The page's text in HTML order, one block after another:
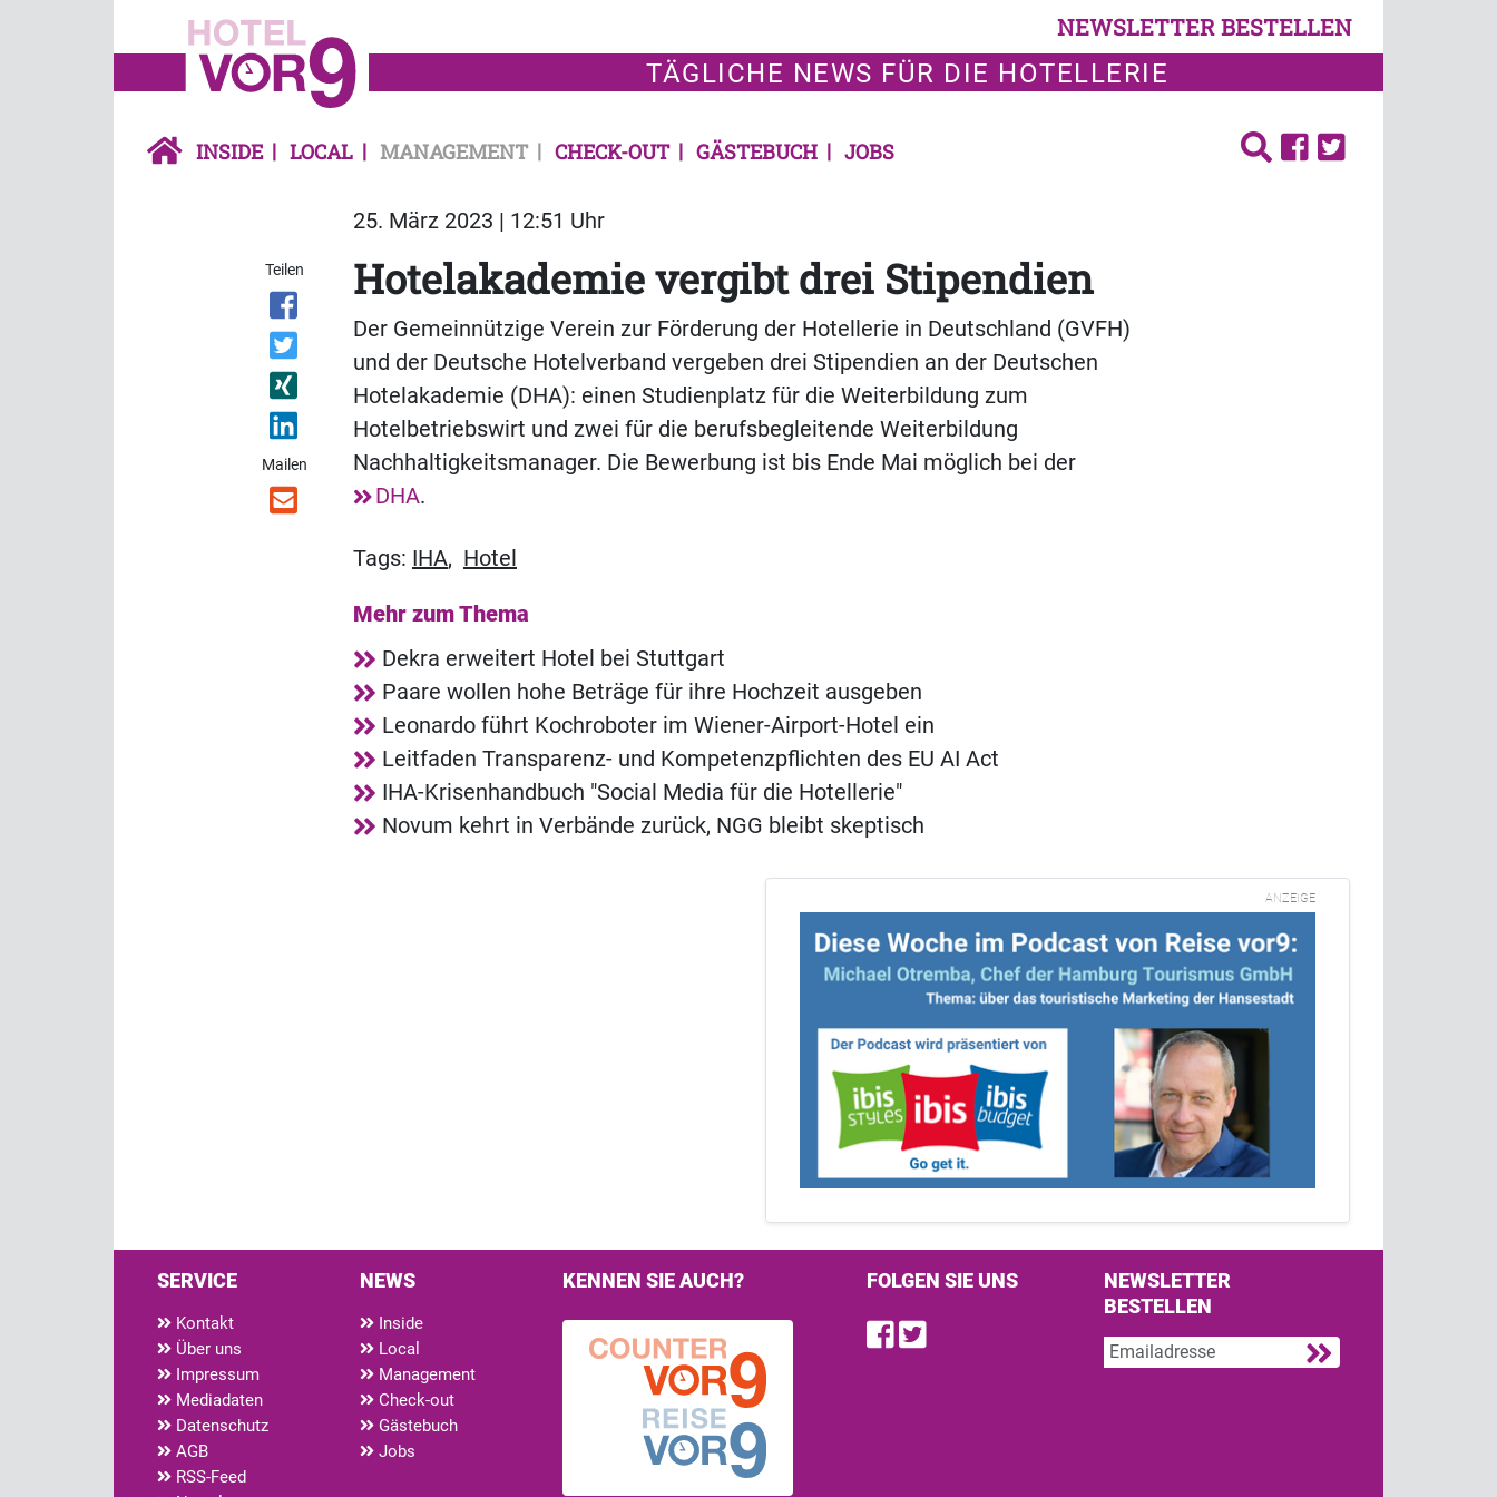
NEWSLETTER BESTELLEN
TÄGLICHE NEWS FÜR DIE HOTELLERIE
INSIDE LOCAL MANAGEMENT CHECK-OUT GÄSTEBUCH JOBS
25. März 2023 | 12:51 Uhr
Teilen
Mailen
Hotelakademie vergibt drei Stipendien
Der Gemeinnützige Verein zur Förderung der Hotellerie in Deutschland (GVFH)
und der Deutsche Hotelverband vergeben drei Stipendien an der Deutschen
Hotelakademie (DHA): einen Studienplatz für die Weiterbildung zum
Hotelbetriebswirt und zwei für die berufsbegleitende Weiterbildung
Nachhaltigkeitsmanager. Die Bewerbung ist bis Ende Mai möglich bei der
DHA.
Tags: IHA, Hotel
Mehr zum Thema
Dekra erweitert Hotel bei Stuttgart
Paare wollen hohe Beträge für ihre Hochzeit ausgeben
Leonardo führt Kochroboter im Wiener-Airport-Hotel ein
Leitfaden Transparenz- und Kompetenzpflichten des EU AI Act
IHA-Krisenhandbuch "Social Media für die Hotellerie"
Novum kehrt in Verbände zurück, NGG bleibt skeptisch
ANZEIGE
SERVICE
Kontakt
Über uns
Impressum
Mediadaten
Datenschutz
AGB
RSS-Feed
NEWS
Inside
Local
Management
Check-out
Gästebuch
Jobs
KENNEN SIE AUCH? FOLGEN SIE UNS
Find us on Facebook
Follow us on Twitter
NEWSLETTER
BESTELLEN